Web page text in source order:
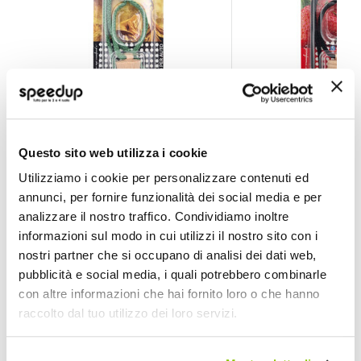
Questo sito web utilizza i cookie
Utilizziamo i cookie per personalizzare contenuti ed
annunci, per fornire funzionalità dei social media e per
analizzare il nostro traffico. Condividiamo inoltre
informazioni sul modo in cui utilizzi il nostro sito con i
nostri partner che si occupano di analisi dei dati web,
pubblicità e social media, i quali potrebbero combinarle
con altre informazioni che hai fornito loro o che hanno
raccolto dal tuo utilizzo dei loro servizi.
RICCI
4,5ml
4,45 €
CONSEGNA IN 48H
RICCI
4,5ml
4,45 €
CONSEGNA IN 48H